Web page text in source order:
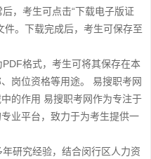
，考生可点击“下载电子版证
件。下载完成后，考生可保存至
格式，考生可将其保存在本
岗位资格等用途。 易搜职考网
的作用 易搜职考网作为专注于
业平台，致力于为考生提供一
研究经验，结合闵行区人力资